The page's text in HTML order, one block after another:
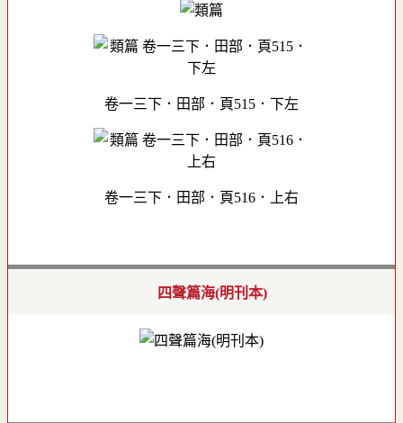
卷一三下．田部．頁515．下左
卷一三下．田部．頁516．上右
四聲篇海(明刊本)